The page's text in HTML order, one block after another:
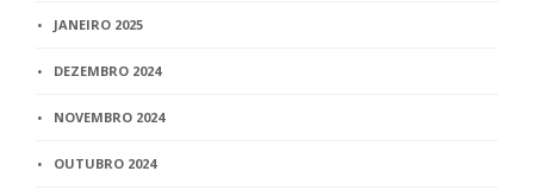
JANEIRO 2025
DEZEMBRO 2024
NOVEMBRO 2024
OUTUBRO 2024